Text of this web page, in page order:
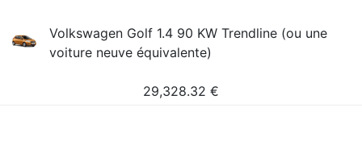
Volkswagen Golf 1.4 90 KW Trendline (ou une
voiture neuve équivalente)
29,328.32 €